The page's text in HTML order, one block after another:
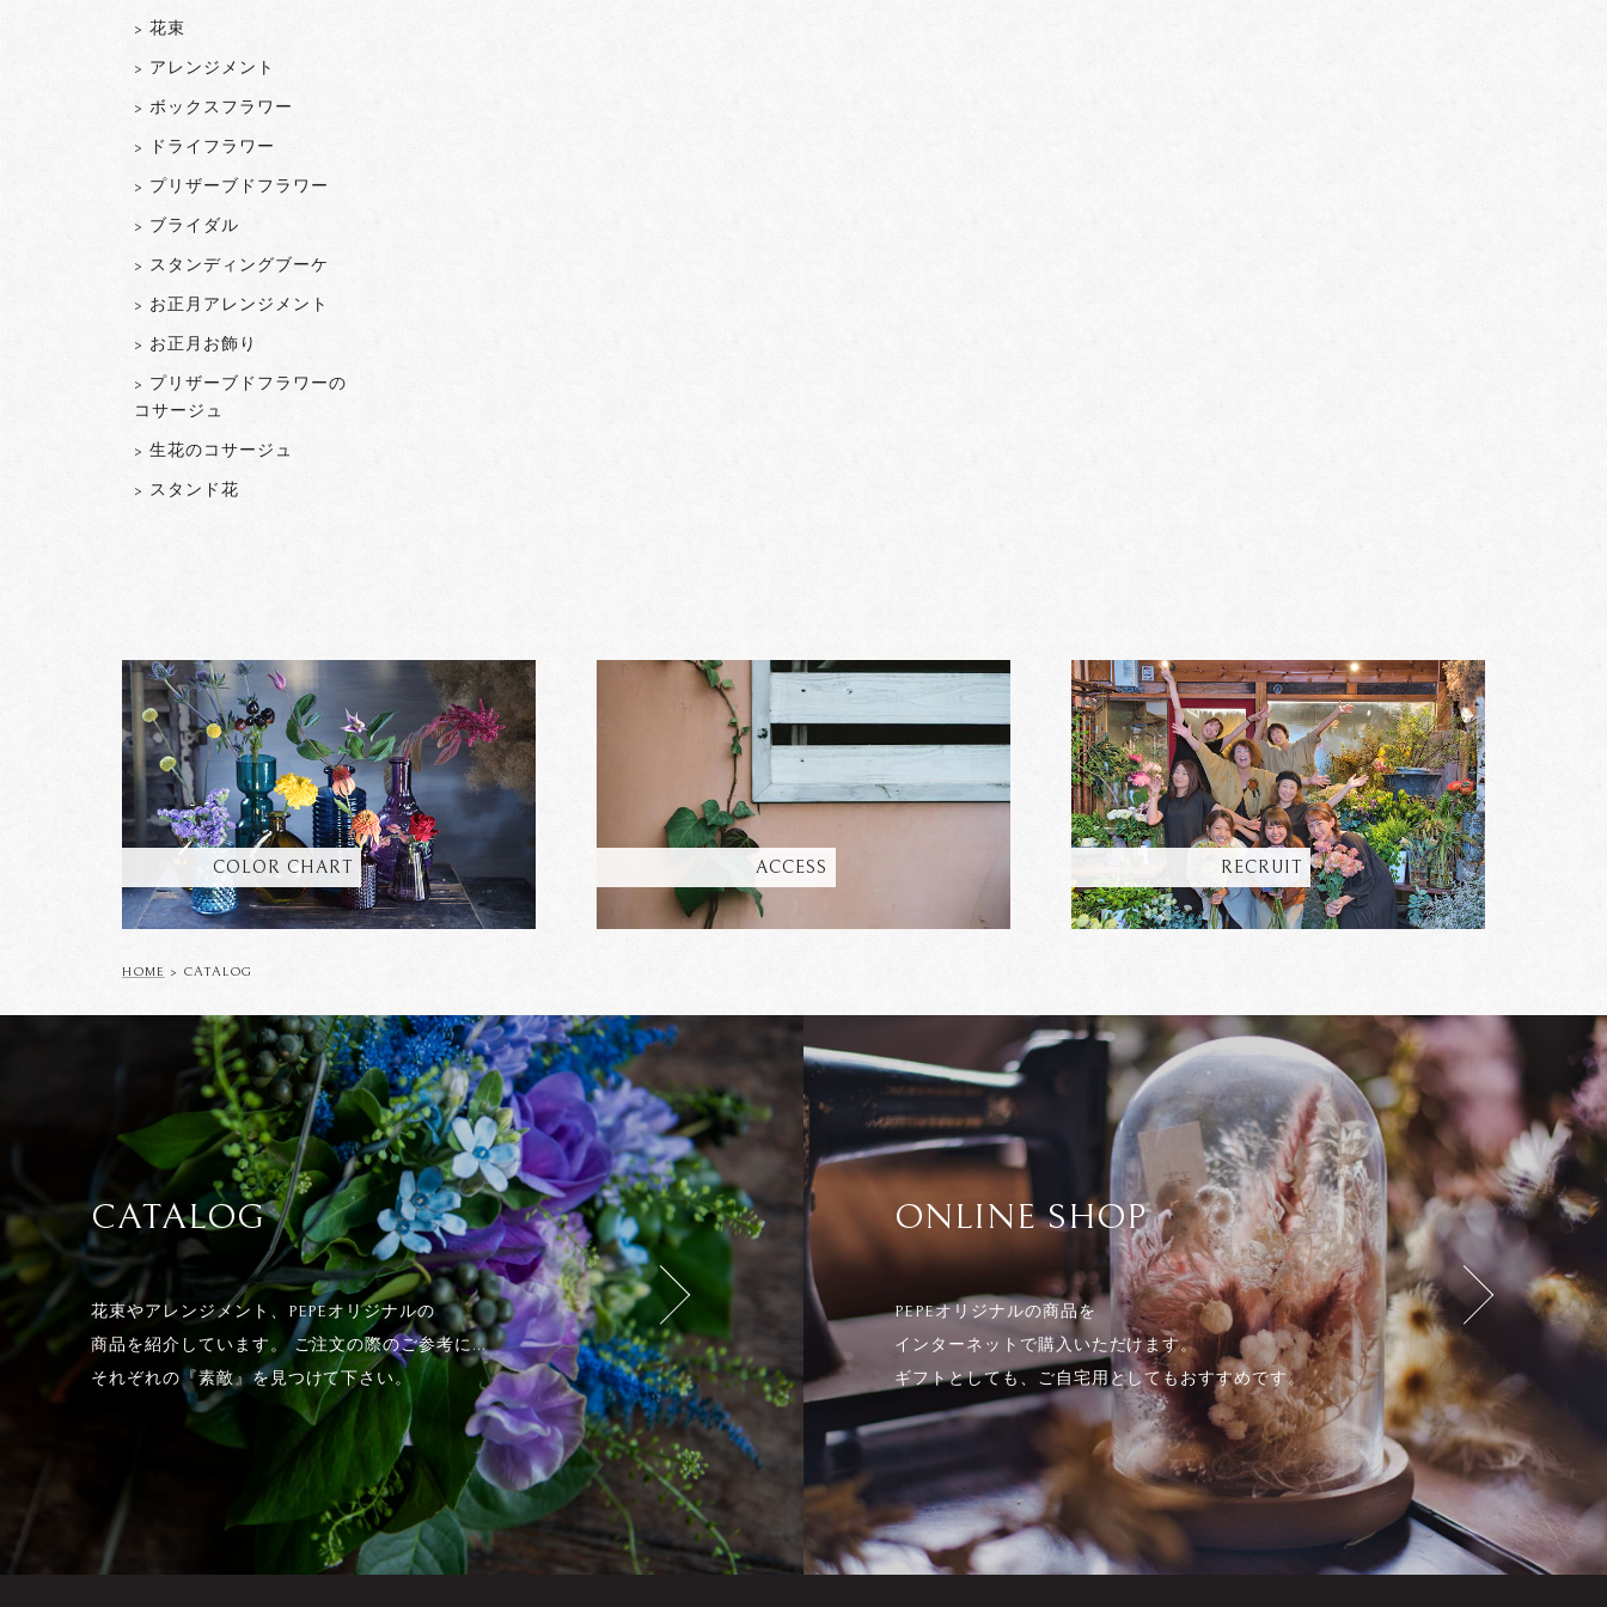
> 花束
> アレンジメント
> ボックスフラワー
> ドライフラワー
> プリザーブドフラワー
> ブライダル
> スタンディングブーケ
> お正月アレンジメント
> お正月お飾り
> プリザーブドフラワーの
コサージュ
> 生花のコサージュ
> スタンド花
COLOR CHART ACCESS RECRUIT
HOME > CATALOG
CATALOG
花束やアレンジメント、PEPEオリジナルの
商品を紹介しています。 ご注文の際のご参考に...
それぞれの『素敵』を見つけて下さい。
ONLINE SHOP
PEPEオリジナルの商品を
インターネットで購入いただけます。
ギフトとしても、ご自宅用としてもおすすめです。